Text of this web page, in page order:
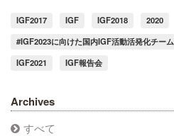
IGF2017 IGF IGF2018 2020
#IGF2023に向けた国内IGF活動活発化チーム
IGF2021
IGF報告会
Archives
すべて